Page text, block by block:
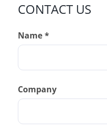
CONTACT US
Name *
Company